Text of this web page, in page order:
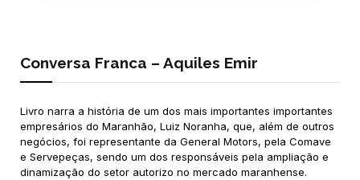
Conversa Franca – Aquiles Emir
Livro narra a história de um dos mais importantes importantes
empresários do Maranhão, Luiz Noranha, que, além de outros
negócios, foi representante da General Motors, pela Comave
e Servepeças, sendo um dos responsáveis pela ampliação e
dinamização do setor autorizo no mercado maranhense.